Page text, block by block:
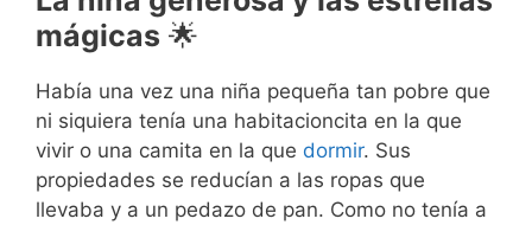
mágicas 🌟
Había una vez una niña pequeña tan pobre que
ni siquiera tenía una habitacioncita en la que
vivir o una camita en la que dormir. Sus
propiedades se reducían a las ropas que
llevaba y a un pedazo de pan. Como no tenía a